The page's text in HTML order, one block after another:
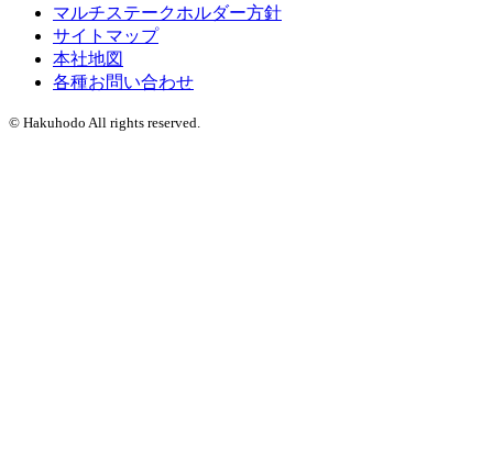
マルチステークホルダー方針
サイトマップ
本社地図
各種お問い合わせ
© Hakuhodo All rights reserved.